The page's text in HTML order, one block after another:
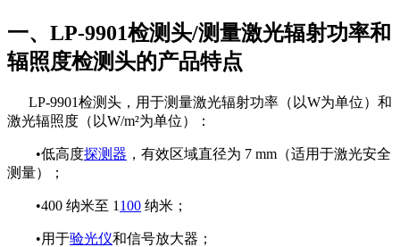
一、LP-9901检测头/测量激光辐射功率和
辐照度检测头的产品特点
LP-9901检测头，用于测量激光辐射功率（以W为单位）和
激光辐照度（以W/m²为单位）：
•低高度探测器 ，有效区域直径为 7 mm（适用于激光安全
测量）；
•400 纳米至 1 100 纳米；
•用于验光仪和信号放大器；